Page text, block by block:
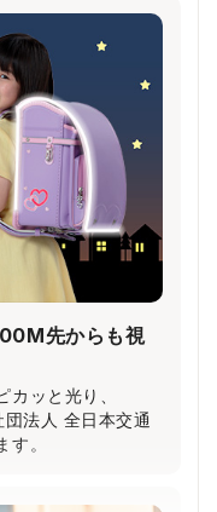
約30％軽減！
た特殊構造の楽ッ
され、体への負担
先からも視
ッと光り、
法人 全日本交通
。